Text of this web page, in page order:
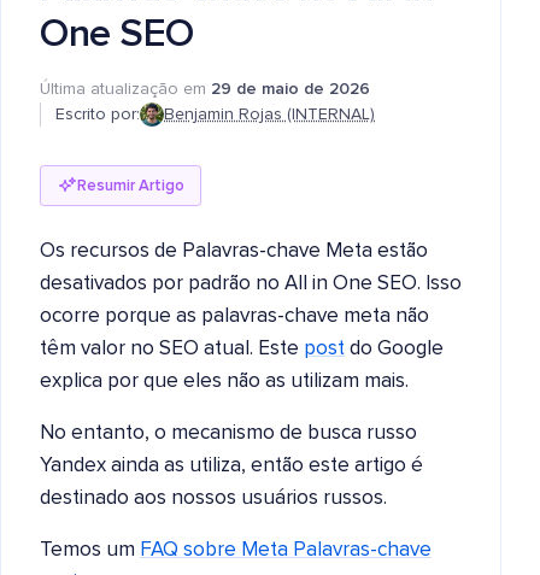
One SEO
Última atualização em 29 de maio de 2026
Escrito por:
Benjamin Rojas (INTERNAL)
Resumir Artigo
Os recursos de Palavras-chave Meta estão
desativados por padrão no All in One SEO. Isso
ocorre porque as palavras-chave meta não
têm valor no SEO atual. Este post do Google
explica por que eles não as utilizam mais.
No entanto, o mecanismo de busca russo
Yandex ainda as utiliza, então este artigo é
destinado aos nossos usuários russos.
Temos um FAQ sobre Meta Palavras-chave